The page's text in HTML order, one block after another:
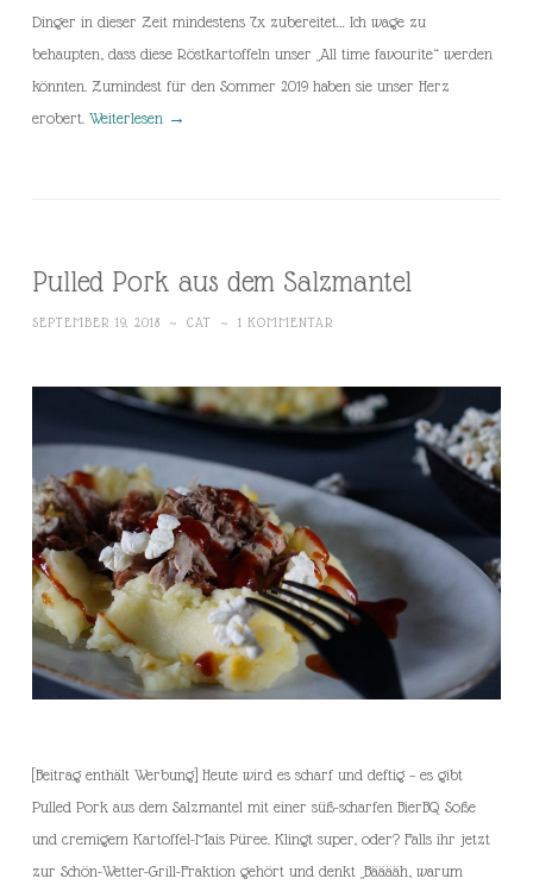
Dinger in dieser Zeit mindestens 7x zubereitet… Ich wage zu
behaupten, dass diese Röstkartoffeln unser „All time favourite“ werden
könnten. Zumindest für den Sommer 2019 haben sie unser Herz
erobert. Weiterlesen →
Pulled Pork aus dem Salzmantel
SEPTEMBER 19, 2018 ~ CAT ~ 1 KOMMENTAR
[Beitrag enthält Werbung] Heute wird es scharf und deftig – es gibt
Pulled Pork aus dem Salzmantel mit einer süß-scharfen BierBQ Soße
und cremigem Kartoffel-Mais Püree. Klingt super, oder? Falls ihr jetzt
zur Schön-Wetter-Grill-Fraktion gehört und denkt „Bääääh, warum